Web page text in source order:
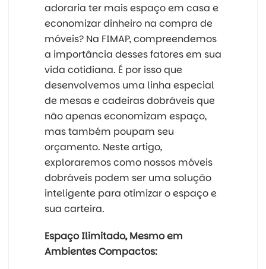
adoraria ter mais espaço em casa e
economizar dinheiro na compra de
móveis? Na FIMAP, compreendemos
a importância desses fatores em sua
vida cotidiana. É por isso que
desenvolvemos uma linha especial
de mesas e cadeiras dobráveis que
não apenas economizam espaço,
mas também poupam seu
orçamento. Neste artigo,
exploraremos como nossos móveis
dobráveis podem ser uma solução
inteligente para otimizar o espaço e
sua carteira.
Espaço Ilimitado, Mesmo em
Ambientes Compactos: